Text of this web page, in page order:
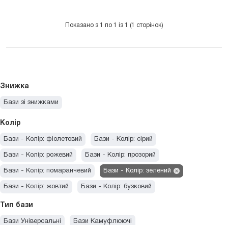
Показано з 1 по 1 із 1 (1 сторінок)
Знижка
Бази зі знижками
Колір
Бази - Колір: фіолетовий Бази - Колір: сірий
Бази - Колір: рожевий Бази - Колір: прозорий
Бази - Колір: помаранчевий Бази - Колір: зелений
Бази - Колір: жовтий Бази - Колір: бузковий
Бази - Колір: блакитний
Бази - Колір: бірюзовий Бази - Колір: білий
Тип бази
Бази Універсальні Бази Камуфлюючі